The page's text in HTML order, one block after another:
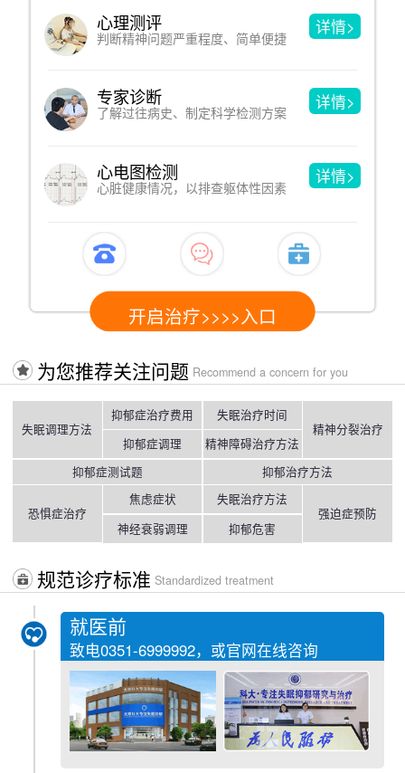
心理测评
判断精神问题严重程度、简单便捷
详情>
专家诊断
了解过往病史、制定科学检测方案
详情>
心电图检测
心脏健康情况，以排查躯体性因素
详情>
开启治疗>>>>入口
为您推荐关注问题 Recommend a concern for you
失眠调理方法
抑郁症治疗费用
抑郁症调理
失眠治疗时间
精神障碍治疗方法
精神分裂治疗
抑郁症测试题 抑郁治疗方法
恐惧症治疗
焦虑症状
神经衰弱调理
失眠治疗方法
抑郁危害
强迫症预防
规范诊疗标准 Standardized treatment
就医前
致电0351-6999992，或官网在线咨询